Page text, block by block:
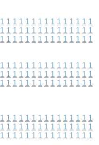
1 1 1 1 1 1 1 1 1 1 1 1 1 1 1
1 1 1 1 1 1 1 1 1 1 1 1 1 1 1
1 1 1 1 1 1 1 1 1 1 1 1 1 1 1
1 1 1 1 1 1 1 1 1 1 1 1 1 1 1
1 1 1 1 1 1 1 1 1 1 1 1 1 1 1
1 1 1 1 1 1 1 1 1 1 1 1 1 1 1
1 1 1 1 1 1 1 1 1 1 1 1 1 1 1
1 1 1 1 1 1 1 1 1 1 1 1 1 1 1
1 1 1 1 1 1 1 1 1 1 1 1 1 1 1